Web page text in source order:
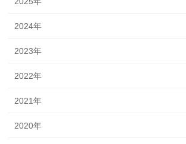
2024年
2023年
2022年
2021年
2020年